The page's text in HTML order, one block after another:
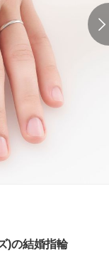
)の結婚指輪